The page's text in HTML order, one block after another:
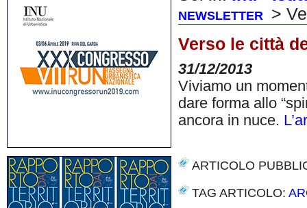
NEWSLETTER
>
Verso le città
31/12/2013
Viviamo un
dare forma allo
ancora in nuce.
ARTICOLO
TAG ARTICOLO: